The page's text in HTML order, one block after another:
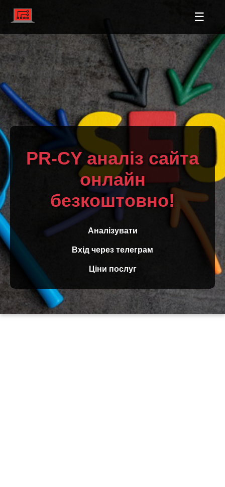
☰
PR-CY аналіз сайта
онлайн
безкоштовно!
Аналізувати
Вхід через телеграм
Ціни послуг